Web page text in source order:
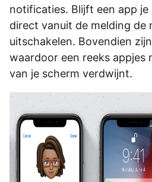
notificaties. Blijft een app
direct vanuit de melding de
uitschakelen. Bovendien
waardoor een reeks appjes
van je scherm verdwijnt.